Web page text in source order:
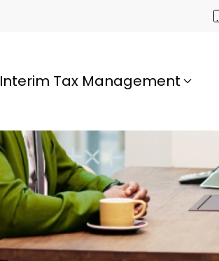
Interim Tax Management